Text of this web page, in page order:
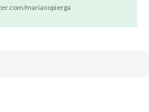
marianopierga